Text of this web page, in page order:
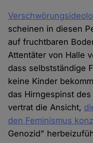
scheinen in diesen
auf fruchtbaren
Attentäter von Halle
dass selbstständige
keine Kinder
das Hirngespinst
vertrat die Ansicht,
den Feminismus
Genozid"